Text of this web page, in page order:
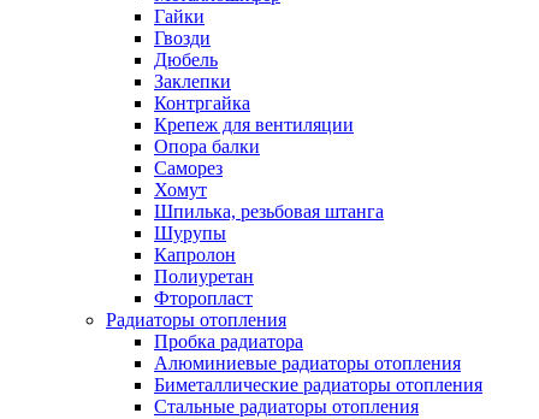
Гайки
Гвозди
Дюбель
Заклепки
Контргайка
Крепеж для вентиляции
Опора балки
Саморез
Хомут
Шпилька, резьбовая штанга
Шурупы
Капролон
Полиуретан
Фторопласт
Радиаторы отопления
Пробка радиатора
Алюминиевые радиаторы отопления
Биметаллические радиаторы отопления
Стальные радиаторы отопления